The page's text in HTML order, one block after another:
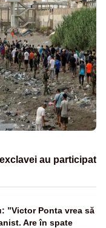
au participat
”Victor Ponta vrea să
Are în spate